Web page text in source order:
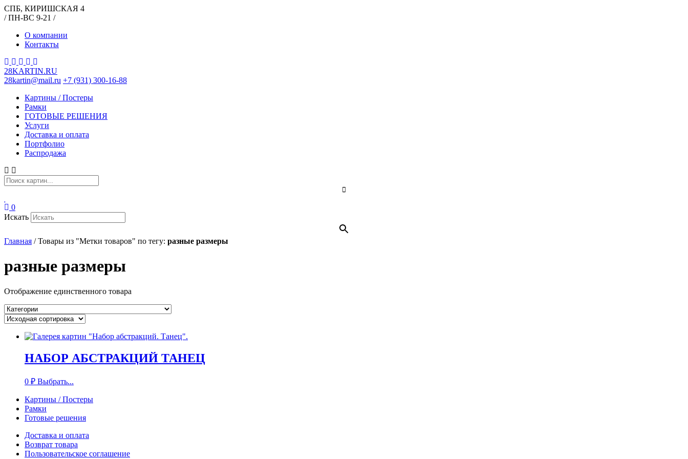
СПБ, КИРИШСКАЯ 4
/ ПН-ВС 9-21 /
О компании
Контакты
28KARTIN.RU
28kartin@mail.ru +7 (931) 300-16-88
Картины / Постеры
Рамки
ГОТОВЫЕ РЕШЕНИЯ
Услуги
Доставка и оплата
Портфолио
Распродажа
0
Искать
Главная /Товары из "Метки товаров" по тегу: разные размеры
разные размеры
Отображение единственного товара
НАБОР АБСТРАКЦИЙ ТАНЕЦ
0 ₽ Выбрать...
Картины / Постеры
Рамки
Готовые решения
Доставка и оплата
Возврат товара
Пользовательское соглашение